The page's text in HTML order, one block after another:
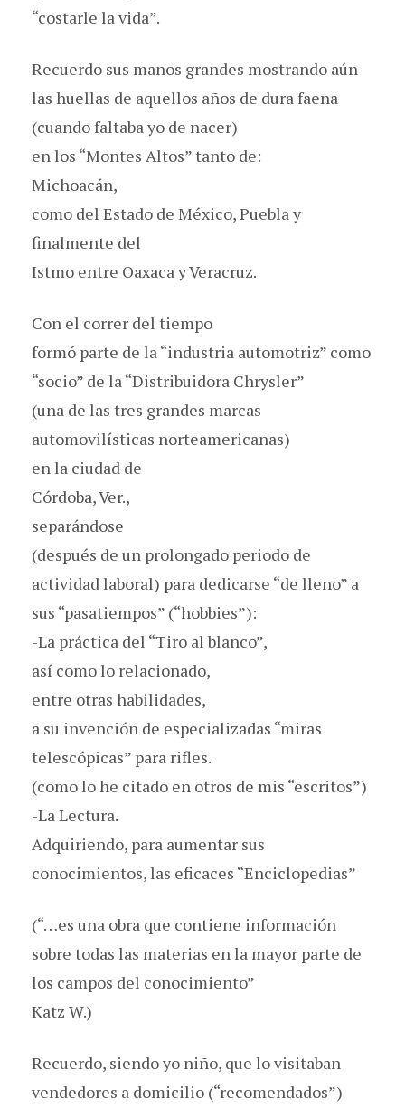
“costarle la vida”.
Recuerdo sus manos grandes mostrando aún
las huellas de aquellos años de dura faena
(cuando faltaba yo de nacer)
en los “Montes Altos” tanto de:
Michoacán,
como del Estado de México, Puebla y
finalmente del
Istmo entre Oaxaca y Veracruz.
Con el correr del tiempo
formó parte de la “industria automotriz” como
“socio” de la “Distribuidora Chrysler”
(una de las tres grandes marcas
automovilísticas norteamericanas)
en la ciudad de
Córdoba, Ver.,
separándose
(después de un prolongado periodo de
actividad laboral) para dedicarse “de lleno” a
sus “pasatiempos” (“hobbies”):
-La práctica del “Tiro al blanco”,
así como lo relacionado,
entre otras habilidades,
a su invención de especializadas “miras
telescópicas” para rifles.
(como lo he citado en otros de mis “escritos”)
-La Lectura.
Adquiriendo, para aumentar sus
conocimientos, las eficaces “Enciclopedias”
(“…es una obra que contiene información
sobre todas las materias en la mayor parte de
los campos del conocimiento”
Katz W.)
Recuerdo, siendo yo niño, que lo visitaban
vendedores a domicilio (“recomendados”)